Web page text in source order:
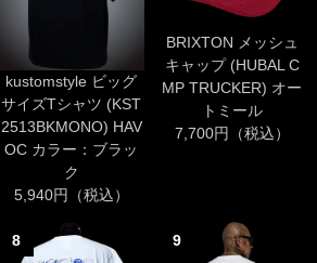
kustomstyle ビッグ
サイズTシャツ (KST
2513BKMONO) HAV
OC カラー：ブラッ
ク
5,940円（税込）
BRIXTON メッシュ
キャップ (HUBAL C
MP TRUCKER) オー
トミール
7,700円（税込）
8 9